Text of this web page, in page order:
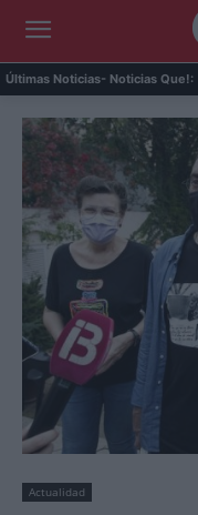
Últimas Noticias- Noticias Que!:
Kit Connor será Cíclope en los
Actualidad